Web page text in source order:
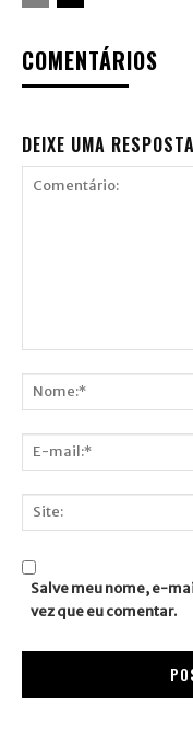
COMENTÁRIOS
DEIXE UMA RESPOSTA
mail:*
Salve meu nome, e-
vez que eu comentar.